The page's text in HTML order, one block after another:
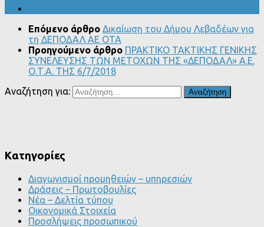
Επόμενο άρθρο Δικαίωση του Δήμου Λεβαδέων για
τη ΔΕΠΟΔΑΛ ΑΕ ΟΤΑ
Προηγούμενο άρθρο ΠPAKTIKO ΤΑΚΤΙΚΗΣ ΓENIKHΣ
ΣYNEΛEYΣHΣ TΩN METOXΩN THΣ «ΔΕΠΟΔΑΛ» A.E.
Ο.Τ.Α. THΣ 6/7/2018
Αναζήτηση για:
Kατηγορίες
Διαγωνισμοί προμηθειών – υπηρεσιών
Δράσεις – Πρωτοβουλίες
Νέα – Δελτία τύπου
Οικονομικά Στοιχεία
Προσλήψεις προσωπικού